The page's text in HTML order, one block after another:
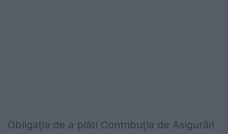
Obligația de a plăti Contribuția de Asigurări